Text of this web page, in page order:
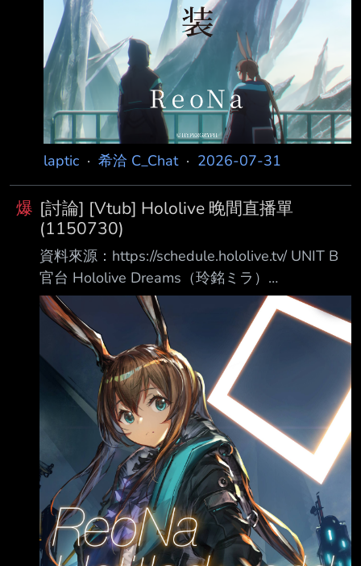
laptic · 希洽 C_Chat· 2026-07-31
爆 [討論] [Vtub] Hololive 晚間直播單
(1150730)
資料來源：https://schedule.hololive.tv/ UNIT B
官台 Hololive Dreams（玲銘ミラ）
https://www.youtube.com/watch?
v=vQJtgRdP4b4 綺綺羅羅薇薇 （同上）
https://www.youtube.com/watch?
v=DCW0CvsJAnw 桃鈴ねね 公演後回顧雜談
https://www.youtube.com/watch?
v=bFdAkSw3FGY 虎金妃笑虎 「奈爾樂眠」工
商 https://www.youtu